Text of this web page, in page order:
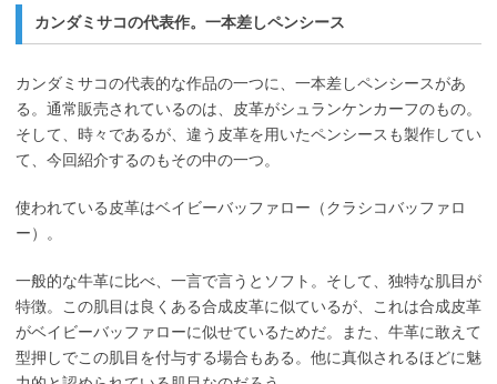
カンダミサコの代表作。一本差しペンシース
カンダミサコの代表的な作品の一つに、一本差しペンシースがあ
る。通常販売されているのは、皮革がシュランケンカーフのもの。
そして、時々であるが、違う皮革を用いたペンシースも製作してい
て、今回紹介するのもその中の一つ。
使われている皮革はベイビーバッファロー（クラシコバッファロ
ー）。
一般的な牛革に比べ、一言で言うとソフト。そして、独特な肌目が
特徴。この肌目は良くある合成皮革に似ているが、これは合成皮革
がベイビーバッファローに似せているためだ。また、牛革に敢えて
型押しでこの肌目を付与する場合もある。他に真似されるほどに魅